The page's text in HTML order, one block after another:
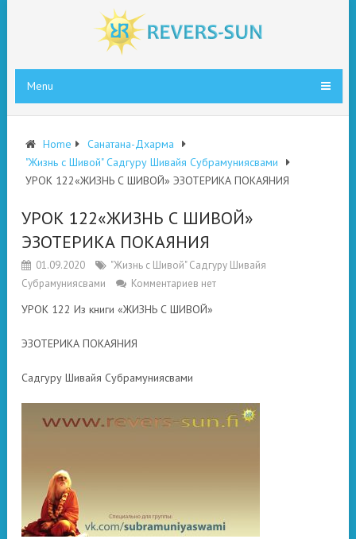
Menu
Home
Санатана-Дхарма
"Жизнь с Шивой" Садгуру Шивайя Субрамуниясвами
УРОК 122«ЖИЗНЬ С ШИВОЙ» ЭЗОТЕРИКА ПОКАЯНИЯ
УРОК 122«ЖИЗНЬ С ШИВОЙ»
ЭЗОТЕРИКА ПОКАЯНИЯ
01.09.2020
"Жизнь с Шивой" Садгуру Шивайя
Субрамуниясвами
Комментариев нет
УРОК 122 Из книги «ЖИЗНЬ С ШИВОЙ»
ЭЗОТЕРИКА ПОКАЯНИЯ
Садгуру Шивайя Субрамуниясвами